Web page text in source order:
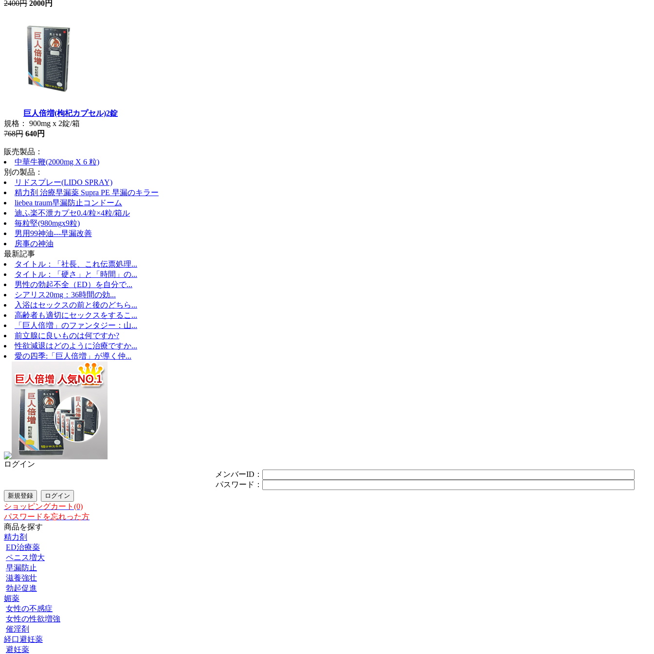
2400円 2000円
巨人倍増(枸杞カプセル)2錠
規格： 900mg x 2錠/箱
768円 640円
販売製品：
中華牛鞭(2000mg X 6 粒)
別の製品：
リドスプレー(LIDO SPRAY)
精力剤 治療早漏薬 Supra PE 早漏のキラー
liebea traum早漏防止コンドーム
迪ふ楽不泄カプセ0.4/粒×4粒/箱ル
毎粒堅(980mgx9粒)
男用99神油---早漏改善
房事の神油
最新記事
タイトル：「社長、これ伝票処理...
タイトル：「硬さ」と「時間」の...
男性の勃起不全（ED）を自分で...
シアリス20mg：36時間の効...
入浴はセックスの前と後のどちら...
高齢者も適切にセックスをするこ...
「巨人倍増」のファンタジー：山...
前立腺に良いものは何ですか?
性欲減退はどのように治療ですか...
愛の四季:「巨人倍増」が導く仲...
ログイン
メンバーID：
パスワード：
ショッピングカート(0)
パスワードを忘れった方
商品を探す
精力剤
ED治療薬
ペニス増大
早漏防止
滋養強壮
勃起促進
媚薬
女性の不感症
女性の性欲増強
催淫剤
経口避妊薬
避妊薬